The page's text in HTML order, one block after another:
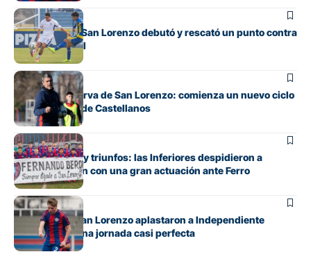
Juveniles
La Reserva de San Lorenzo debutó y rescató un punto contra
Rosario Central
Juveniles
Debuta la Reserva de San Lorenzo: comienza un nuevo ciclo
bajo el mando de Castellanos
Juveniles
Entre emoción y triunfos: las Inferiores despidieron a
Fernando Berón con una gran actuación ante Ferro
Juveniles
Los pibes de San Lorenzo aplastaron a Independiente
Rivadavia en una jornada casi perfecta